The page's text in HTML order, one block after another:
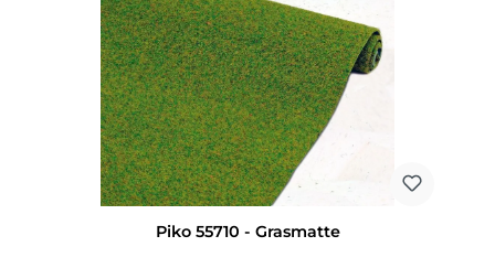
Piko 55710 - Grasmatte